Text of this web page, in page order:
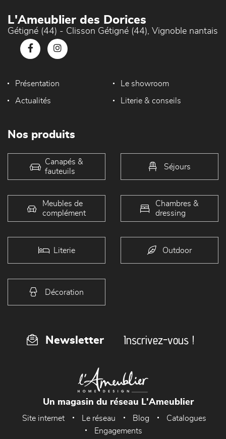
L'Ameublier des Dorices
Gétigné (44) - Clisson Gétigné (44), Vignoble nantais
Présentation Le showroom
Actualités Literie & conseils
Nos produits
Canapés &
fauteuils
Séjours
Meubles de
complément
Chambres &
dressing
Literie Outdoor
Décoration
Newsletter Inscrivez-vous !
Un magasin du réseau L'Ameublier
Site internet Le réseau Blog
Catalogues
Engagements